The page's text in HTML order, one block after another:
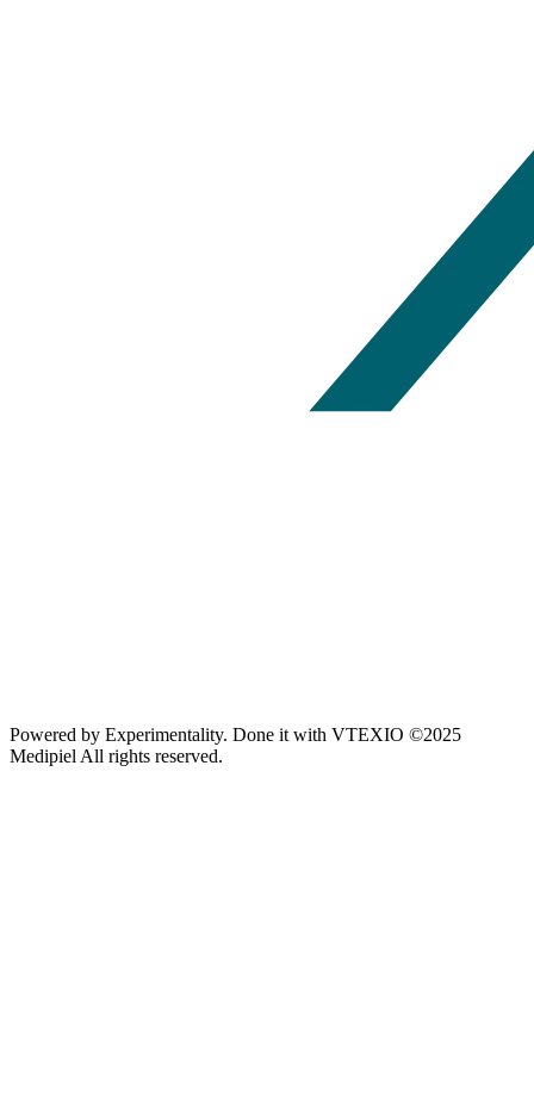
Powered by Experimentality. Done it with VTEXIO ©2025
Medipiel All rights reserved.